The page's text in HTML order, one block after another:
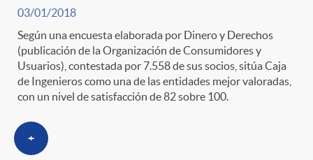
03/01/2018
Según una encuesta elaborada por Dinero y Derechos
(publicación de la Organización de Consumidores y
Usuarios), contestada por 7.558 de sus socios, sitúa Caja
de Ingenieros como una de las entidades mejor valoradas,
con un nivel de satisfacción de 82 sobre 100.
+